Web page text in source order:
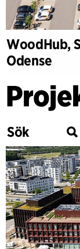
WoodHub,
Odense
Kategori
Utbildning
Kultur
Hälsa
Forskning